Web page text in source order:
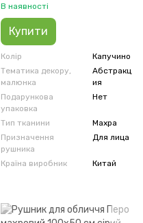
В наявності
Купити
Колір
Капучино
Тематика декору,
малюнка
Абстракц
ия
Подарункова
упаковка
Нет
Тип тканини
Махра
Призначення
рушника
Для лица
Країна виробник Китай